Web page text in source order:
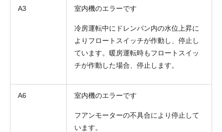
A3 室内機のエラーです
冷房運転中にドレンパン内の水位上昇に
よりフロートスイッチが作動し、停止し
ています。暖房運転時もフロートスイッ
チが作動した場合、停止します。
A6 室内機のエラーです
フアンモーターの不具合により停止して
います。